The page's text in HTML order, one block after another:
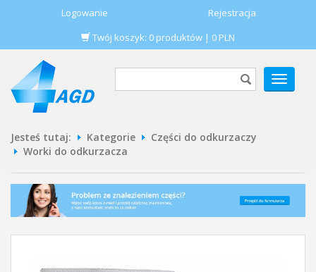
Logowanie
Rejestracja
Twój koszyk: 0 produktów | 0 PLN
POKAŻ
MENU
Jesteś tutaj: Kategorie
Części do odkurzaczy
Worki do odkurzacza